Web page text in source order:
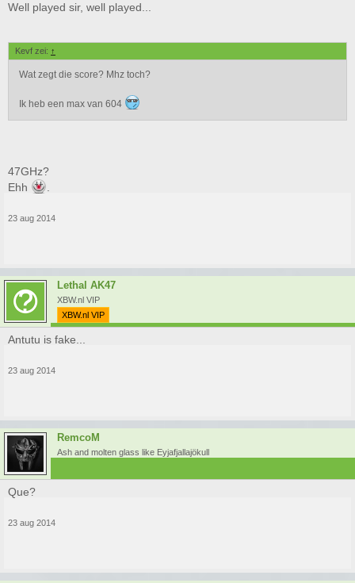
Well played sir, well played...
Kevf zei: ↑
Wat zegt die score? Mhz toch?
Ik heb een max van 604
47GHz?
Ehh
23 aug 2014
Lethal AK47
XBW.nl VIP
XBW.nl VIP
Antutu is fake...
23 aug 2014
RemcoM
Ash and molten glass like Eyjafjallajökull
Que?
23 aug 2014